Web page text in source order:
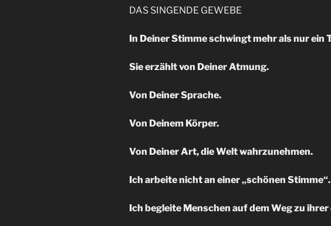
DAS SINGENDE GEWEBE
In Deiner Stimme schwingt mehr als nur ein
Sie erzählt von Deiner Atmung.
Von Deiner Sprache.
Von Deinem Körper.
Von Deiner Art, die Welt wahrzunehmen.
Ich arbeite nicht an einer „schönen Stimme“.
Ich begleite Menschen auf dem Weg zu ihrer